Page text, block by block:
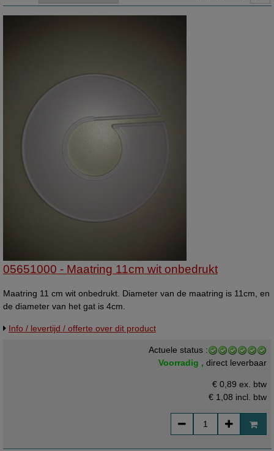
05651000 - Maatring 11cm wit onbedrukt
Maatring 11 cm wit onbedrukt. Diameter van de maatring is 11cm, en
de diameter van het gat is 4cm.
Info / levertijd / offerte over dit product
Actuele status :
Voorradig ,direct leverbaar
€ 0,89 ex. btw
€ 1,08 incl. btw